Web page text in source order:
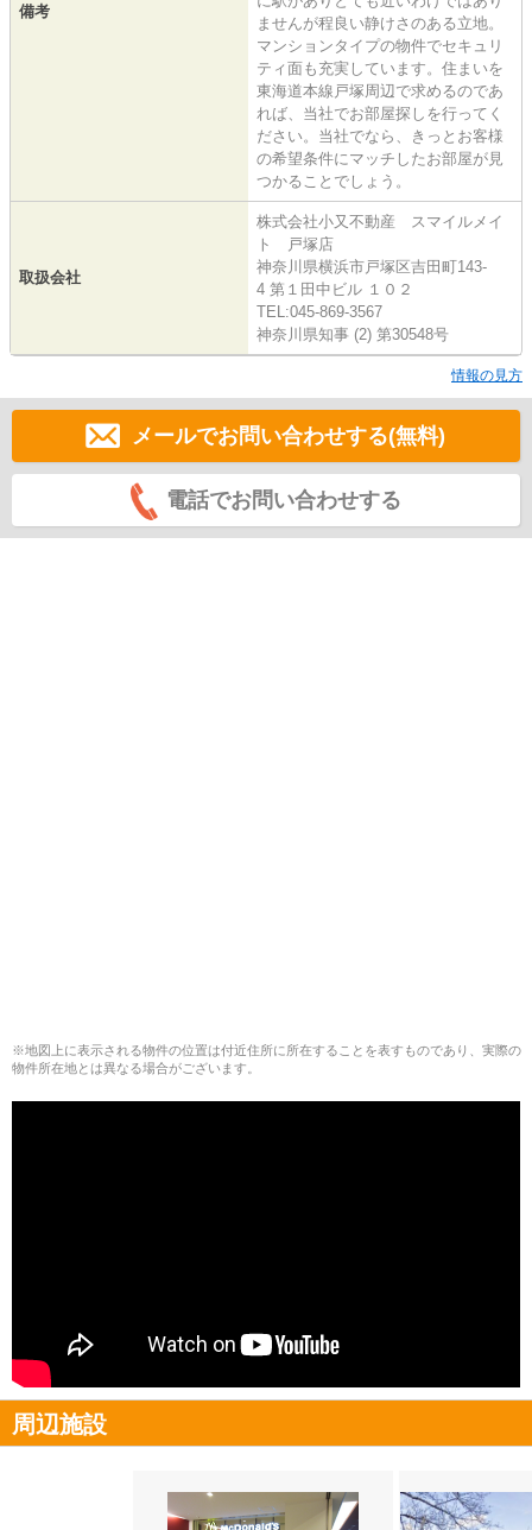
備考
ませんが程良い静けさのある立地。
マンションタイプの物件でセキュリ
ティ面も充実しています。住まいを
東海道本線戸塚周辺で求めるのであ
れば、当社でお部屋探しを行ってく
ださい。当社でなら、きっとお客様
の希望条件にマッチしたお部屋が見
つかることでしょう。
取扱会社
株式会社小又不動産 スマイルメイ
ト 戸塚店
神奈川県横浜市戸塚区吉田町143-
4 第１田中ビル １０２
TEL:045-869-3567
神奈川県知事 (2) 第30548号
情報の見方
メールでお問い合わせする(無料)
電話でお問い合わせする
※地図上に表示される物件の位置は付近住所に所在することを表すものであり、実際の
物件所在地とは異なる場合がございます。
周辺施設